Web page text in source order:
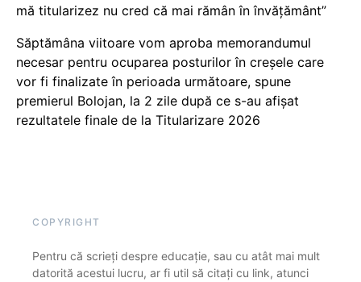
mă titularizez nu cred că mai rămân în învățământ”
Săptămâna viitoare vom aproba memorandumul
necesar pentru ocuparea posturilor în creșele care
vor fi finalizate în perioada următoare, spune
premierul Bolojan, la 2 zile după ce s-au afișat
rezultatele finale de la Titularizare 2026
COPYRIGHT
Pentru că scrieți despre educație, sau cu atât mai mult
datorită acestui lucru, ar fi util să citați cu link, atunci